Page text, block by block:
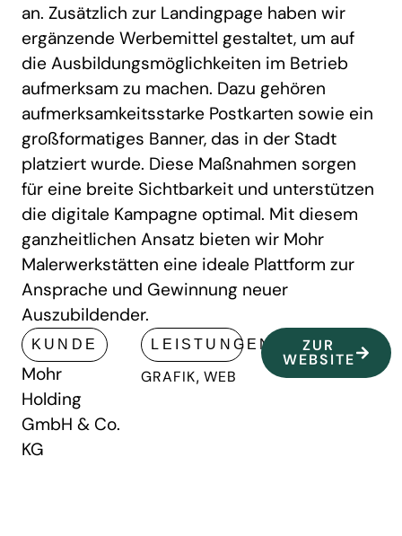
an. Zusätzlich zur Landingpage haben wir
ergänzende Werbemittel gestaltet, um auf
die Ausbildungsmöglichkeiten im Betrieb
aufmerksam zu machen. Dazu gehören
aufmerksamkeitsstarke Postkarten sowie ein
großformatiges Banner, das in der Stadt
platziert wurde. Diese Maßnahmen sorgen
für eine breite Sichtbarkeit und unterstützen
die digitale Kampagne optimal. Mit diesem
ganzheitlichen Ansatz bieten wir Mohr
Malerwerkstätten eine ideale Plattform zur
Ansprache und Gewinnung neuer
Auszubildender.
KUNDE
Mohr
Holding
GmbH & Co.
KG
LEISTUNGEN
GRAFIK, WEB
ZUR
WEBSITE